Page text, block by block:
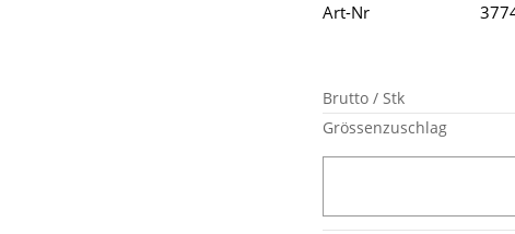
Brutto / Stk
Grössenzuschlag
Art-Nr